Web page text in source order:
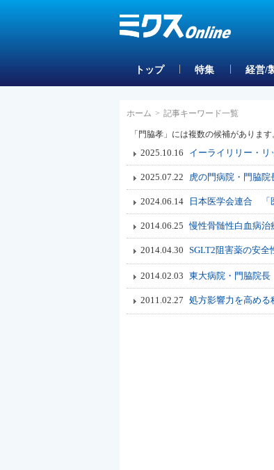
トップ 特集 経営/
ホーム > 記事キーワード一覧
「門脇孝」には複数の候補があります
2025.10.16 イーライリリー・
2025.07.22 虎の門病院・門脇
2024.06.14 日本医学会連合 「
2014.06.25 慢性骨髄性白血病
2014.04.30 SGLT2阻害薬の安全
2014.02.03 東大病院・門脇院
2011.02.27 処方影響力を高め